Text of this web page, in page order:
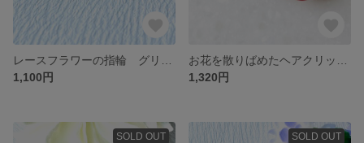
1,100円
1,320円
SOLD OUT SOLD OUT